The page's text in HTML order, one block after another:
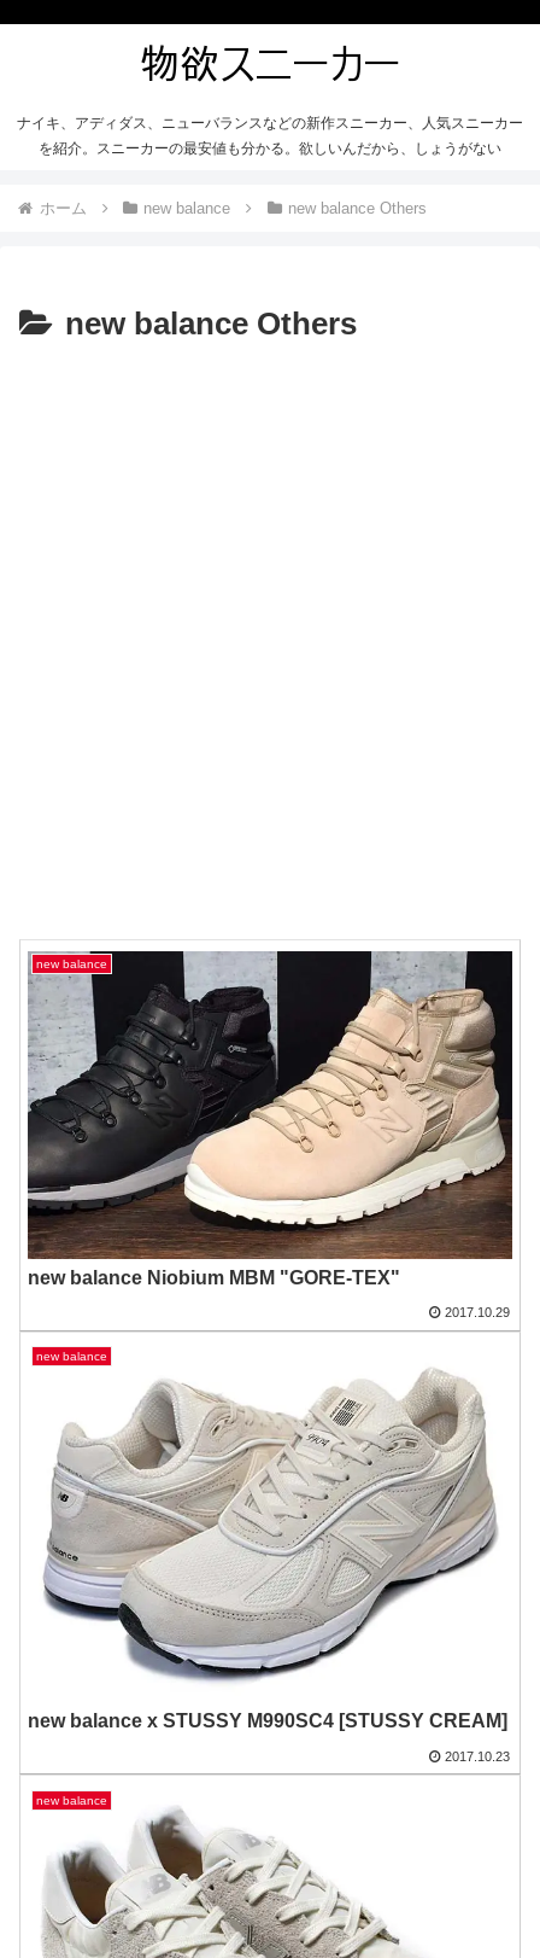
ナイキ、アディダス、ニューバランスなどの新作スニーカー、人気スニーカー
を紹介。スニーカーの最安値も分かる。欲しいんだから、しょうがない
ホーム new balance new balance Others
new balance Others
new balance
new balance Niobium MBM "GORE-TEX"
2017.10.29
new balance
new balance x STUSSY M990SC4 [STUSSY CREAM]
2017.10.23
new balance